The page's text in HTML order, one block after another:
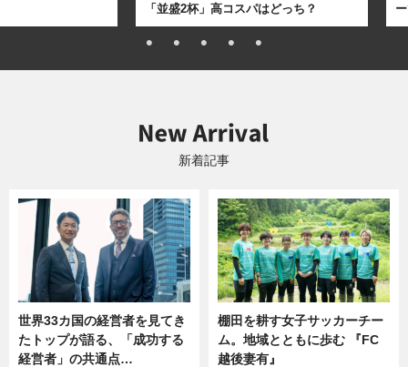
「並盛2杯」高コスパはどっち？
新着記事
世界33カ国の経営者を見てき
たトップが語る、「成功する
経営者」の共通点…
棚田を耕す女子サッカーチー
ム。地域とともに歩む 『FC
越後妻有』